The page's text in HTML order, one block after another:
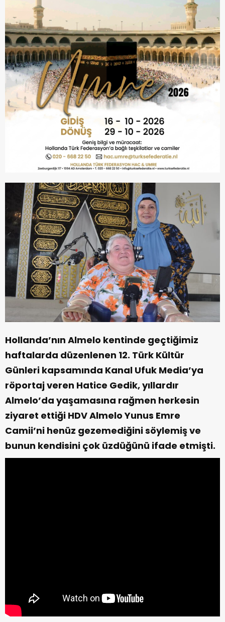
Hollanda’nın Almelo kentinde geçtiğimiz
haftalarda düzenlenen 12. Türk Kültür
Günleri kapsamında Kanal Ufuk Media’ya
röportaj veren Hatice Gedik, yıllardır
Almelo’da yaşamasına rağmen herkesin
ziyaret ettiği HDV Almelo Yunus Emre
Camii’ni henüz gezemediğini söylemiş ve
bunun kendisini çok üzdüğünü ifade etmişti.